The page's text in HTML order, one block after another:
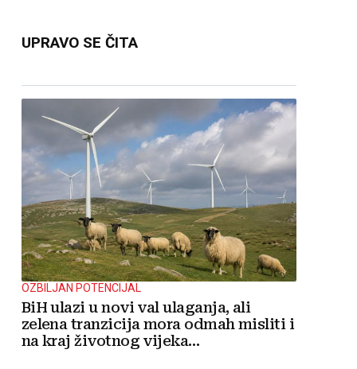
UPRAVO SE ČITA
OZBILJAN POTENCIJAL
BiH ulazi u novi val ulaganja, ali
zelena tranzicija mora odmah misliti i
na kraj životnog vijeka